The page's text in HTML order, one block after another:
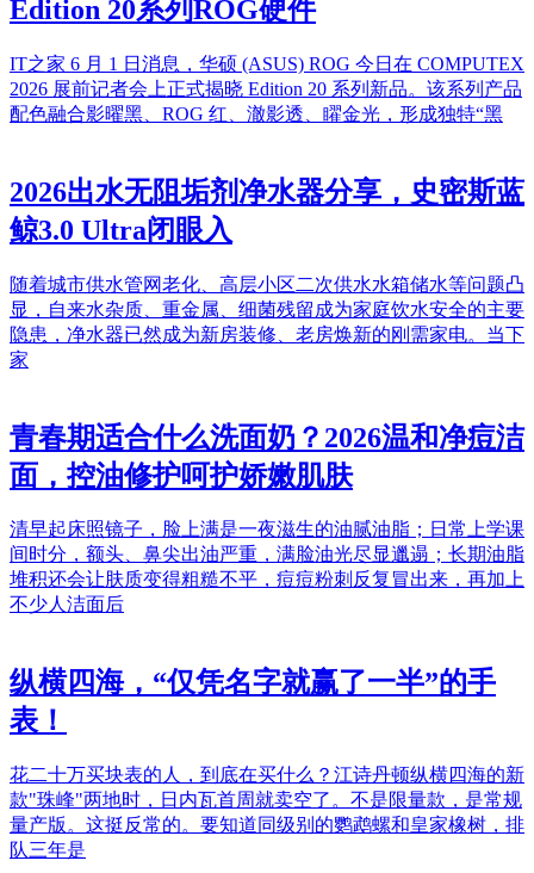
Edition 20系列ROG硬件
IT之家 6 月 1 日消息，华硕 (ASUS) ROG 今日在 COMPUTEX
2026 展前记者会上正式揭晓 Edition 20 系列新品。该系列产品
配色融合影曜黑、ROG 红、澈影透、矅金光，形成独特“黑
2026出水无阻垢剂净水器分享，史密斯蓝
鲸3.0 Ultra闭眼入
随着城市供水管网老化、高层小区二次供水水箱储水等问题凸
显，自来水杂质、重金属、细菌残留成为家庭饮水安全的主要
隐患，净水器已然成为新房装修、老房焕新的刚需家电。当下
家
青春期适合什么洗面奶？2026温和净痘洁
面，控油修护呵护娇嫩肌肤
清早起床照镜子，脸上满是一夜滋生的油腻油脂；日常上学课
间时分，额头、鼻尖出油严重，满脸油光尽显邋遢；长期油脂
堆积还会让肤质变得粗糙不平，痘痘粉刺反复冒出来，再加上
不少人洁面后
纵横四海，“仅凭名字就赢了一半”的手
表！
花二十万买块表的人，到底在买什么？江诗丹顿纵横四海的新
款"珠峰"两地时，日内瓦首周就卖空了。不是限量款，是常规
量产版。这挺反常的。要知道同级别的鹦鹉螺和皇家橡树，排
队三年是